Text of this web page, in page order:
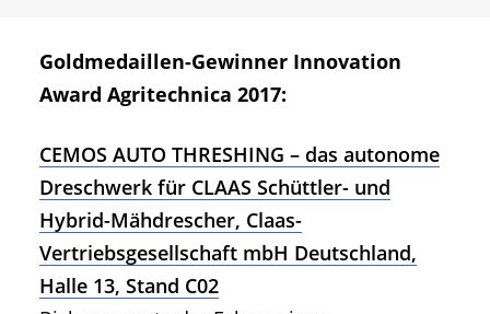
Goldmedaillen-Gewinner Innovation
Award Agritechnica 2017:
CEMOS AUTO THRESHING – das autonome
Dreschwerk für CLAAS Schüttler- und
Hybrid-Mähdrescher, Claas-
Vertriebsgesellschaft mbH Deutschland,
Halle 13, Stand C02